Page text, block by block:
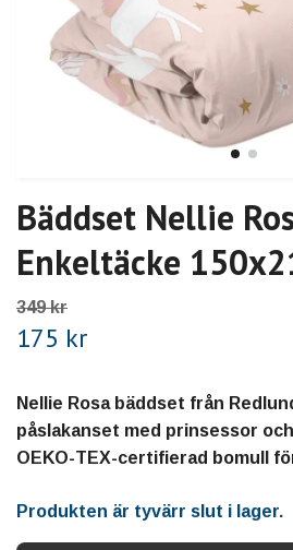
Bäddset Nellie
Enkeltäcke
349 kr
175 kr
Nellie Rosa bäddset från
påslakanset med prinsessor
OEKO-TEX-certifierad bomull
Produkten är tyvärr slut i lager.